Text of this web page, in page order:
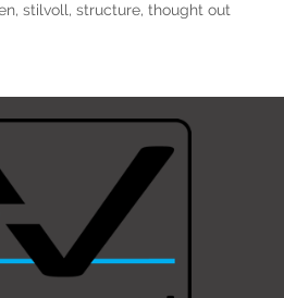
, stilvoll, structure, thought out